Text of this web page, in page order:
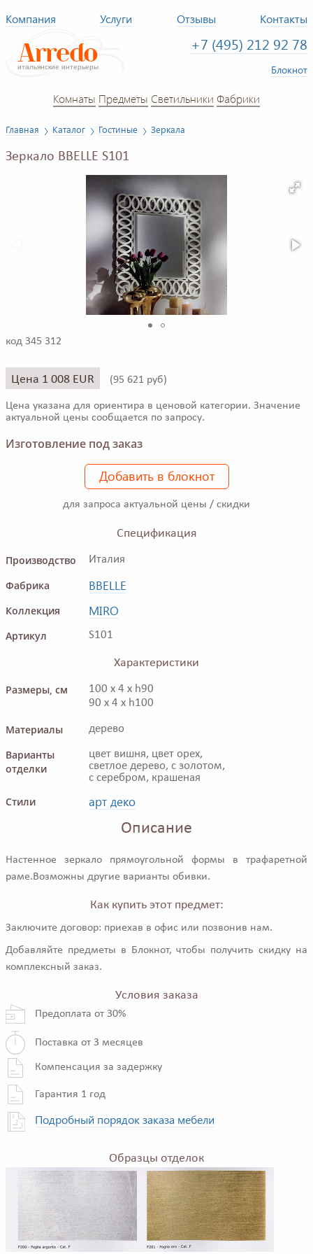
Компания Услуги Отзывы Контакты
+7 (495) 212 92 78
Блокнот
Комнаты Предметы Светильники Фабрики
Главная Каталог Гостиные Зеркала
Зеркало BBELLE S101
код 345 312
Цена 1 008 EUR (95 621 руб)
Цена указана для ориентира в ценовой категории. Значение
актуальной цены сообщается по запросу.
Изготовление под заказ
Добавить в блокнот
для запроса актуальной цены / скидки
Спецификация
Производство
Италия
Фабрика BBELLE
Коллекция MIRO
Артикул S101
Характеристики
Размеры, см
100 x 4 x h90
90 x 4 x h100
Материалы дерево
Варианты
отделки
цвет вишня, цвет орех,
светлое дерево, с золотом,
с серебром, крашеная
Стили арт деко
Описание
Настенное зеркало прямоугольной формы в трафаретной
раме.Возможны другие варианты обивки.
Как купить этот предмет:
Заключите договор: приехав в офис или позвонив нам.
Добавляйте предметы в Блокнот, чтобы получить скидку на
комплексный заказ.
Условия заказа
Предоплата от 30%
Поставка от 3 месяцев
Компенсация за задержку
Гарантия 1 год
Подробный порядок заказа мебели
Образцы отделок